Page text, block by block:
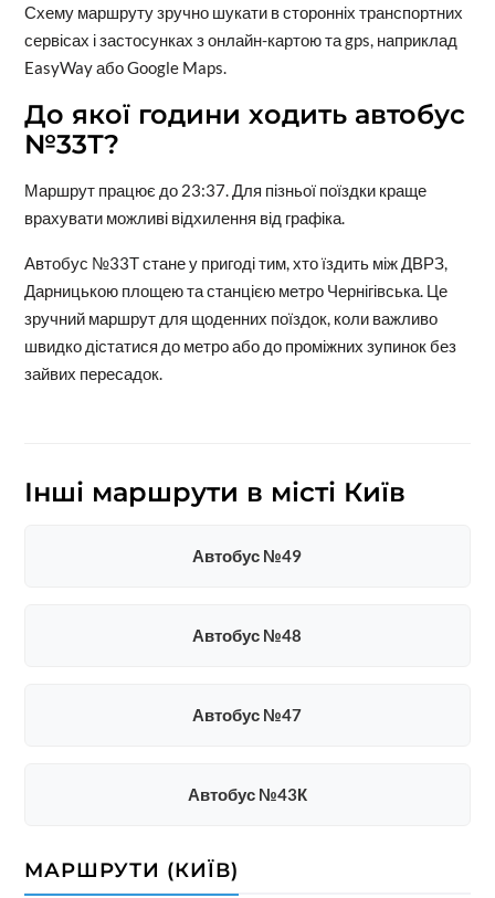
Схему маршруту зручно шукати в сторонніх транспортних
сервісах і застосунках з онлайн-картою та gps, наприклад
EasyWay або Google Maps.
До якої години ходить автобус
№33Т?
Маршрут працює до 23:37. Для пізньої поїздки краще
врахувати можливі відхилення від графіка.
Автобус №33Т стане у пригоді тим, хто їздить між ДВРЗ,
Дарницькою площею та станцією метро Чернігівська. Це
зручний маршрут для щоденних поїздок, коли важливо
швидко дістатися до метро або до проміжних зупинок без
зайвих пересадок.
Інші маршрути в місті Київ
Автобус №49
Автобус №48
Автобус №47
Автобус №43К
МАРШРУТИ (КИЇВ)